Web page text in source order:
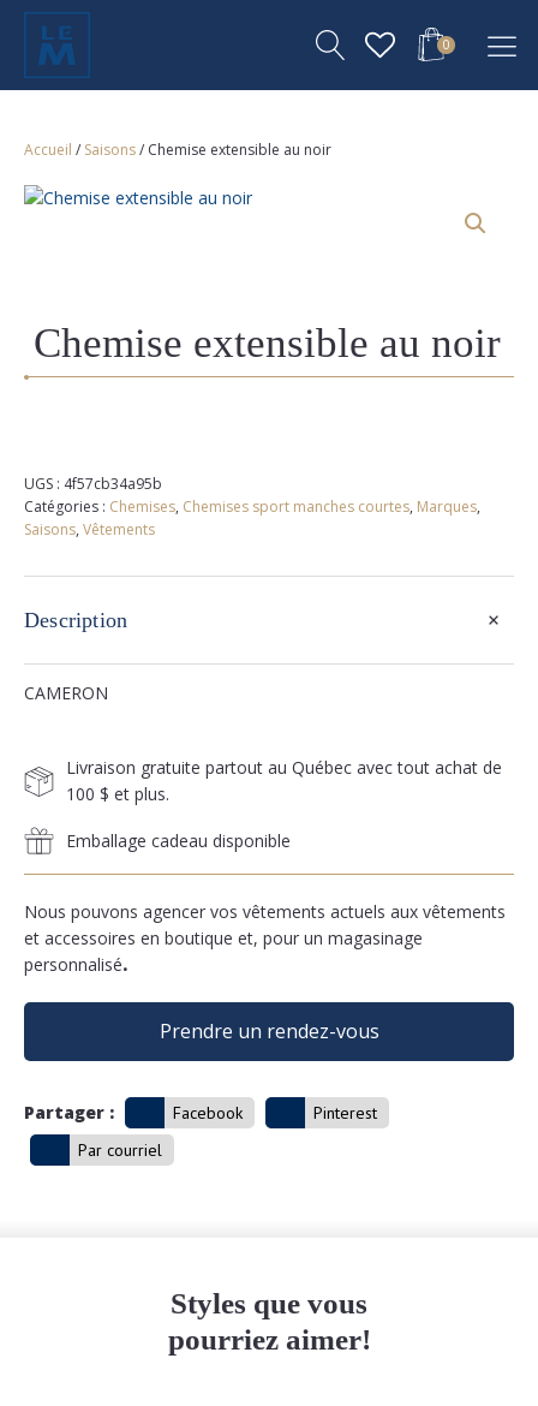
0
Accueil / Saisons/ Chemise extensible au noir
Chemise extensible au noir
UGS : 4f57cb34a95b
Catégories : Chemises, Chemises sport manches courtes, Marques,
Saisons, Vêtements
Description +
CAMERON
Livraison gratuite partout au Québec avec tout achat de
100 $ et plus.
Emballage cadeau disponible
Nous pouvons agencer vos vêtements actuels aux vêtements
et accessoires en boutique et, pour un magasinage
personnalisé.
Prendre un rendez-vous
Partager : Facebook
Pinterest
Par courriel
Styles que vous
pourriez aimer!